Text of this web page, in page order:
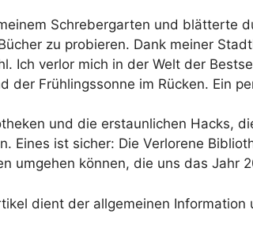
Schrebergarten und blätterte
zu probieren. Dank meiner
Ich verlor mich in der Welt der
der Frühlingssonne im Rücken. Ein
und die erstaunlichen Hacks,
Eines ist sicher: Die Verlorene
umgehen können, die uns das Jahr
dient der allgemeinen